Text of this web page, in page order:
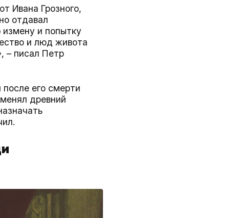
Ивана Грозного,
отдавал
измену и попытку
и люд живота
– писал Петр
его смерти
древний